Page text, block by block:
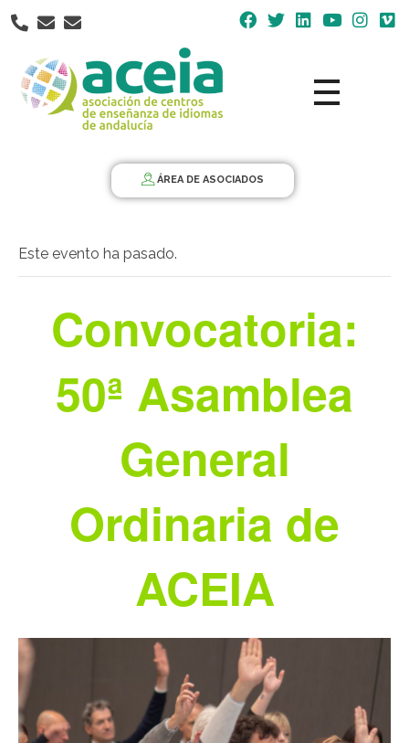
Nota:
este
web
incluye
ÁREA DE ASOCIADOS
Este evento ha pasado.
Convocatoria:
50ª Asamblea
General
Ordinaria de
ACEIA